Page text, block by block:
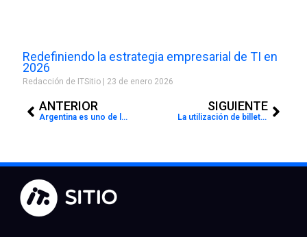
Redefiniendo la estrategia empresarial de TI en
2026
Redacción de ITSitio 23 de enero 2026
ANTERIOR
Argentina es uno de los cinco mercados con mayor proyección en cuanto al e-commerce
SIGUIENTE
La utilización de billeteras digitales creció más de 15 por ciento en julio